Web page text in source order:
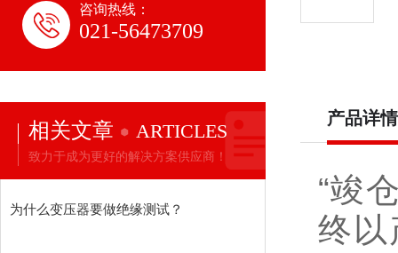
咨询热线：
021-56473709
相关文章 ARTICLES
致力于成为更好的解决方案供应商！
为什么变压器要做绝缘测试？
产品详情
“竣
终以